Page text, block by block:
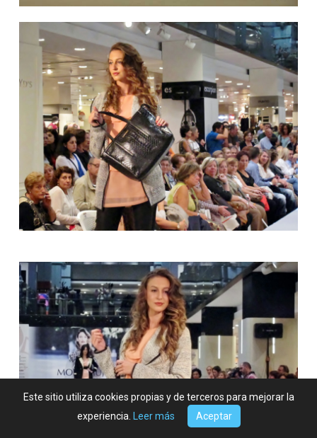
Este sitio utiliza cookies propias y de terceros para mejorar la
experiencia.
Leer más Aceptar